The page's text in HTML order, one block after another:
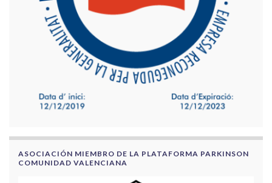
ASOCIACIÓN MIEMBRO DE LA PLATAFORMA PARKINSON
COMUNIDAD VALENCIANA